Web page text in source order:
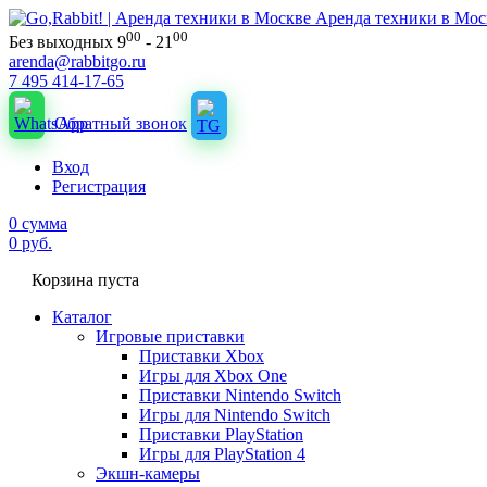
Аренда техники в
Без выходных 900 - 21 00
arenda@rabbitgo.ru
7 495 414-17-65
Обратный звонок
Вход
Регистрация
0 сумма
0 руб.
Корзина пуста
Каталог
Игровые приставки
Приставки Xbox
Игры для Xbox One
Приставки Nintendo Switch
Игры для Nintendo Switch
Приставки PlayStation
Игры для PlayStation 4
Экшн-камеры